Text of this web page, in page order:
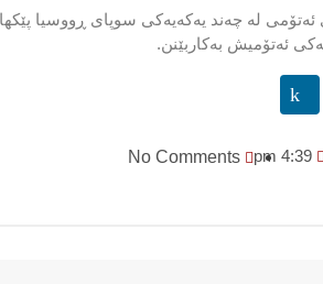
ئه‌تۆمی له‌ چه‌ند یه‌كه‌یه‌كی‌ سوپای ڕووسیا
ئه‌تۆمیش به‌كاربێنن.
4:39 pm
No Comments